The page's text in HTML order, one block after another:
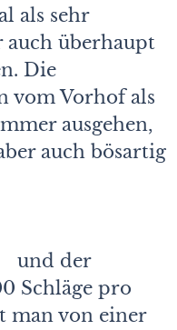
als sehr
überhaupt
Die
vom Vorhof als
ausgehen,
auch bösartig
und der
Schläge pro
man von einer